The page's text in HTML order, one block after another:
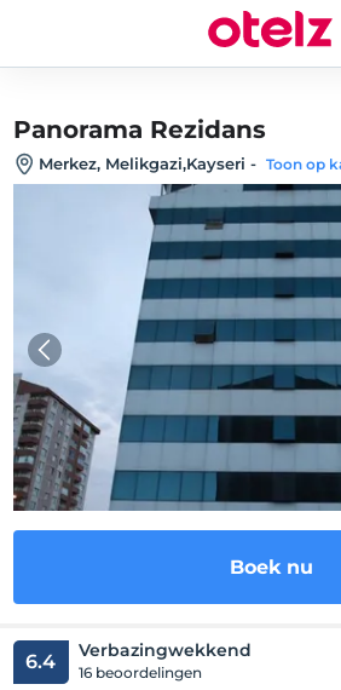
Panorama Rezidans
Merkez, Melikgazi,Kayseri - Toon op
Boek nu
6.4 Verbazingwekkend
16 beoordelingen